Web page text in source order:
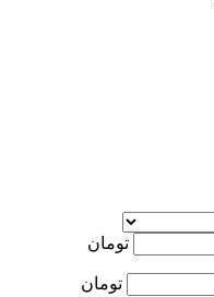
تومان
تومان